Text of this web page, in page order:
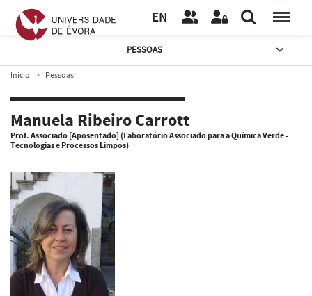
EN
PESSOAS
Início Pessoas
Manuela Ribeiro Carrott
Prof. Associado [Aposentado] (Laboratório Associado para a Química Verde -
Tecnologias e Processos Limpos)